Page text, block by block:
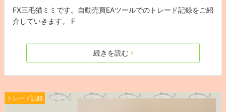
FX三毛猫ミミです。自動売買EAツールでのトレード記録をご紹
介していきます。 F
続きを読む
トレード記録